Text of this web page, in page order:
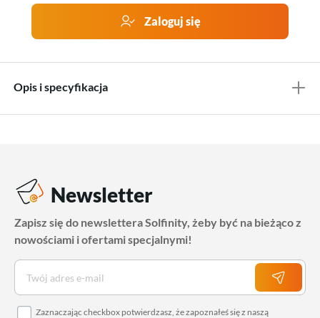
Zaloguj się
Opis i specyfikacja
Newsletter
Zapisz się do newslettera Solfinity, żeby być na bieżąco z
nowościami i ofertami specjalnymi!
Zaznaczając checkbox potwierdzasz, że zapoznałeś się z naszą